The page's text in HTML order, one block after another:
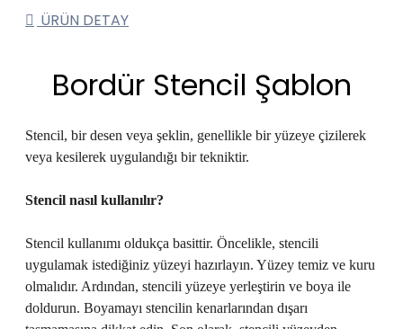
ÜRÜN DETAY
Bordür Stencil Şablon
Stencil, bir desen veya şeklin, genellikle bir yüzeye çizilerek
veya kesilerek uygulandığı bir tekniktir.
Stencil nasıl kullanılır?
Stencil kullanımı oldukça basittir. Öncelikle, stencili
uygulamak istediğiniz yüzeyi hazırlayın. Yüzey temiz ve kuru
olmalıdır. Ardından, stencili yüzeye yerleştirin ve boya ile
doldurun. Boyamayı stencilin kenarlarından dışarı